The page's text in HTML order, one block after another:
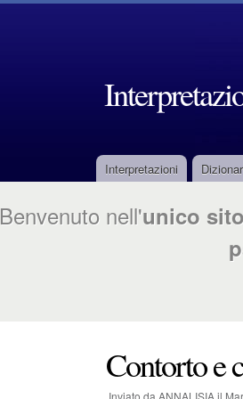
e
Interpretazioni
Benvenuto nell'unico
Contorto e
Inviato da ANNALISIAil